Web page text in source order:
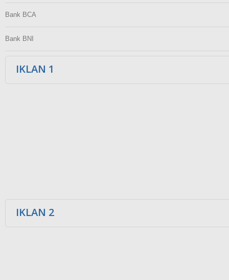
Bank BCA
Bank BNI
IKLAN 1
IKLAN 2